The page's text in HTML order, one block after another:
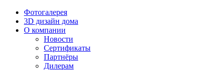
Фотогалерея
3D дизайн дома
О компании
Новости
Сертификаты
Партнёры
Дилерам